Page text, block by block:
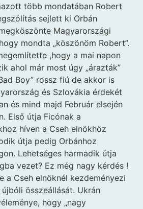
több mondatában Robert
sejlett ki Orbán
Magyarországi
mondta „köszönöm Robert”.
,hogy a mai napon
ahol már most úgy „árazták”
Boy” rossz fiú de akkor is
és Szlovákia érdekét
és mind majd Február elsején
Első útja Ficónak a
híven a Cseh elnökhöz
útja pedig Orbánhoz
Lehetséges harmadik útja
vezet? Ez még nagy kérdés !
a Cseh elnöknél kezdeményezi
összeállását. Ukrán
hogy „nagy